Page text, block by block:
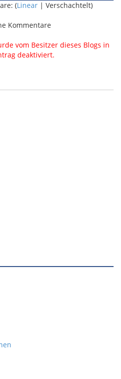
(Linear| Verschachtelt)
Kommentare
vom Besitzer dieses Blogs in
deaktiviert.